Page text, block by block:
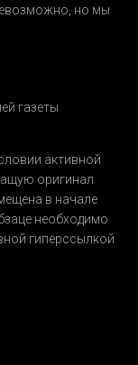
но мы
газеты
активной
оригинал
в начале
необходимо
гиперссылкой